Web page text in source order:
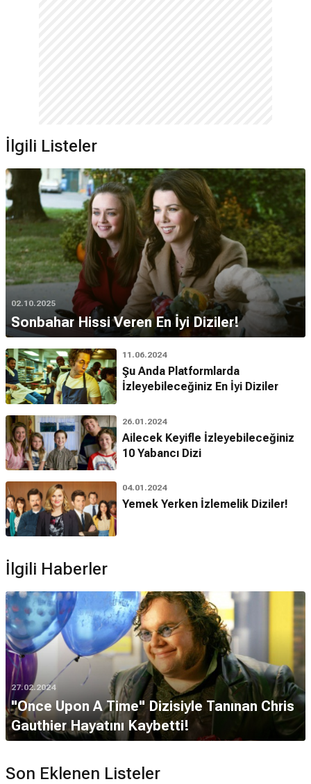
İlgili Listeler
02.10.2025
Sonbahar Hissi Veren En İyi Diziler!
11.06.2024
Şu Anda Platformlarda
İzleyebileceğiniz En İyi Diziler
26.01.2024
Ailecek Keyifle İzleyebileceğiniz
10 Yabancı Dizi
04.01.2024
Yemek Yerken İzlemelik Diziler!
İlgili Haberler
27.02.2024
"Once Upon A Time" Dizisiyle Tanınan Chris
Gauthier Hayatını Kaybetti!
Son Eklenen Listeler